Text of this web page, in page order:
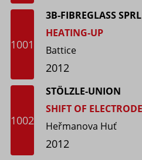
1001
3B-FIBREGLASS SPRL
HEATING-UP
Battice
2012
1002
STÖLZLE-UNION
SHIFT OF
Heřmanova Huť
2012